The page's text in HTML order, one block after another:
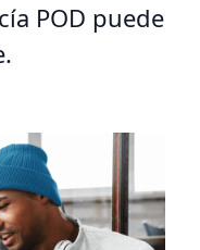
POD puede